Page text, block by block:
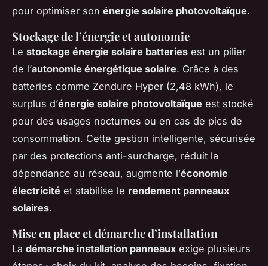
pour optimiser son énergie solaire photovoltaïque.
Stockage de l’énergie et autonomie
Le stockage énergie solaire batteries est un pilier
de l’autonomie énergétique solaire. Grâce à des
batteries comme Zendure Hyper (2,48 kWh), le
surplus d’énergie solaire photovoltaïque est stocké
pour des usages nocturnes ou en cas de pics de
consommation. Cette gestion intelligente, sécurisée
par des protections anti-surcharge, réduit la
dépendance au réseau, augmente l’économie
électricité et stabilise le rendement panneaux
solaires.
Mise en place et démarche d’installation
La démarche installation panneaux exige plusieurs